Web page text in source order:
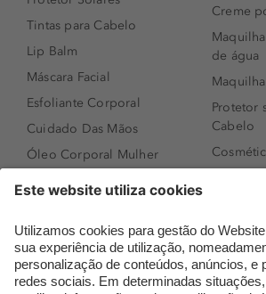
Tintas para Cabelo
Lip Balm
Máscara Facial
Esfoliante Corporal
Cuidado Das Mãos
Óleo Corporal Mulher
Sérum de Rosto
Body mist & Spray
corporal
Creme
de água
Protetor
Cabelo